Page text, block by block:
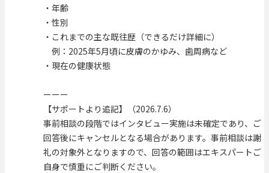
・年齢
・性別
・これまでの主な既往歴（できるだけ詳細に）
例：2025年5月頃に皮膚のかゆみ、歯周病など
・現在の健康状態
ーーー
【サポートより追記】（2026.7.6）
事前相談の段階ではインタビュー実施は未確定であり、ご
回答後にキャンセルとなる場合があります。事前相談は謝
礼の対象外となりますので、回答の範囲はエキスパートご
自身で慎重にご判断ください。